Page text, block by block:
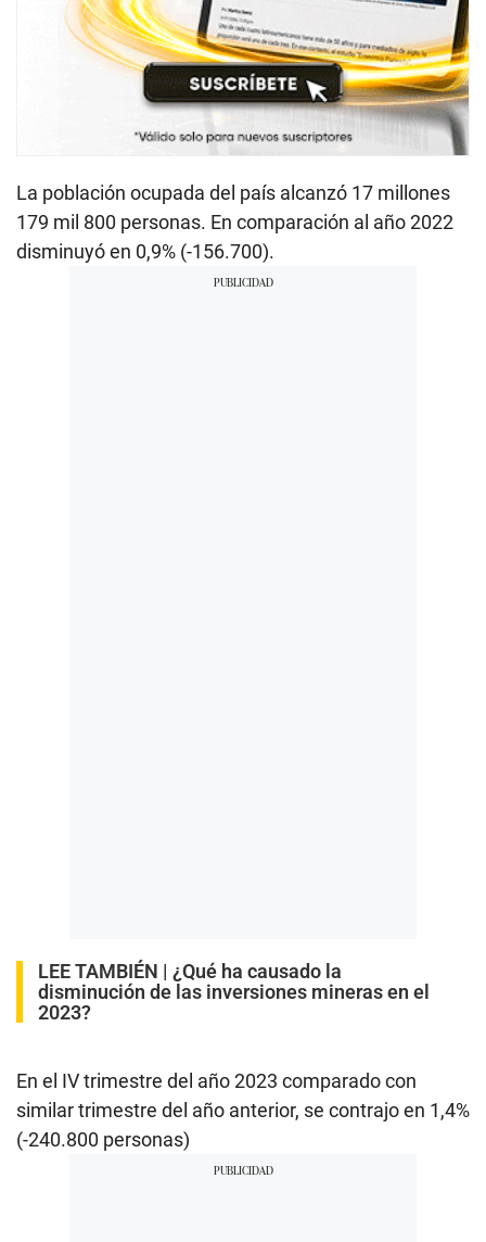
La población ocupada del país alcanzó 17 millones
179 mil 800 personas. En comparación al año 2022
disminuyó en 0,9% (-156.700).
LEE TAMBIÉN | ¿Qué ha causado la
disminución de las inversiones mineras en el
2023?
En el IV trimestre del año 2023 comparado con
similar trimestre del año anterior, se contrajo en 1,4%
(-240.800 personas)